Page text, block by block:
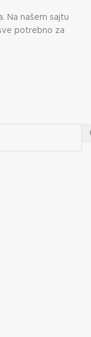
Na našem sajtu
potrebno za